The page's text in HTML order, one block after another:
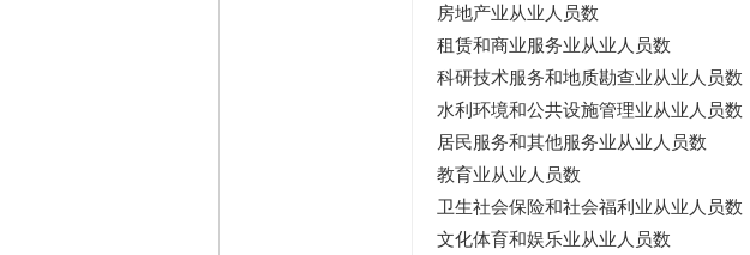
房地产业从业人员数
租赁和商业服务业从业人员数
科研技术服务和地质勘查业从业人员数
水利环境和公共设施管理业从业人员数
居民服务和其他服务业从业人员数
教育业从业人员数
卫生社会保险和社会福利业从业人员数
文化体育和娱乐业从业人员数